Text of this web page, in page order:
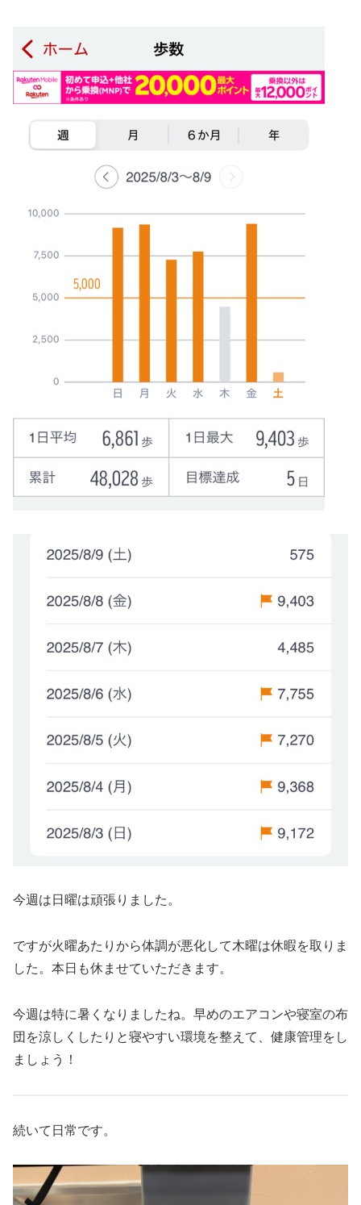
今週は日曜は頑張りました。
ですが火曜あたりから体調が悪化して木曜は休暇を取りま
した。本日も休ませていただきます。
今週は特に暑くなりましたね。早めのエアコンや寝室の布
団を涼しくしたりと寝やすい環境を整えて、健康管理をし
ましょう！
続いて日常です。